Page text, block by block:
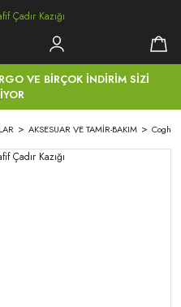
VE BİRÇOK İNDİRİM SİZİ
AKSESUAR VE TAMİR-BAKIM